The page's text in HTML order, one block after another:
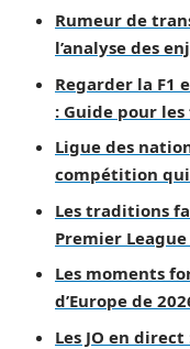
Rumeur de
l’analyse des
Regarder la F1
: Guide pour les
Ligue des
compétition
Les traditions
Premier
Les moments
d’Europe de
Les JO en